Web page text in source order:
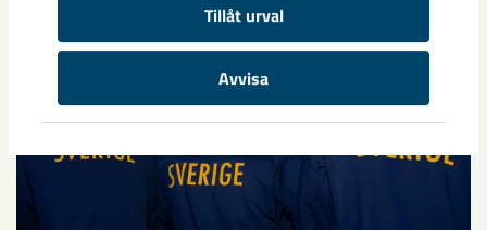
Tillåt urval
Avvisa